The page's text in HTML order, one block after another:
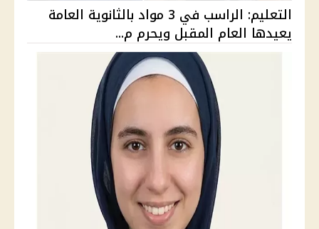
التعليم: الراسب في 3 مواد بالثانوية العامة
يعيدها العام المقبل ويحرم م...